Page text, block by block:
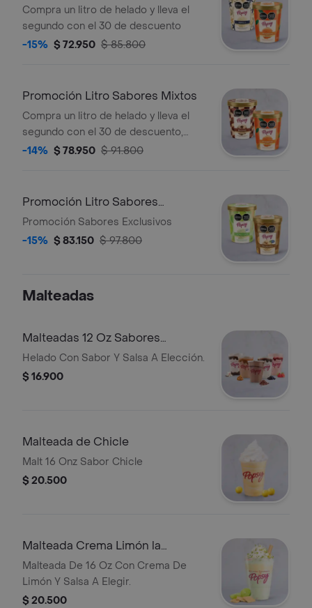
Gourmet
Compra un litro de helado y lleva el
segundo con el 30 de descuento
-15% $ 72.950 $ 85.800
Promoción Litro Sabores Mixtos
Compra un litro de helado y lleva el
segundo con el 30 de descuento,
sabores surtidos
-14% $ 78.950 $ 91.800
Promoción Litro Sabores
Exclusivos
Promoción Sabores Exclusivos
-15% $ 83.150 $ 97.800
Malteadas
Malteadas 12 Oz Sabores
Tradicionales
Helado Con Sabor Y Salsa A Elección.
$ 16.900
Malteada de Chicle
Malt 16 Onz Sabor Chicle
$ 20.500
Malteada Crema Limón la
Lechera
Malteada De 16 Oz Con Crema De
Limón Y Salsa A Elegir.
$ 20.500